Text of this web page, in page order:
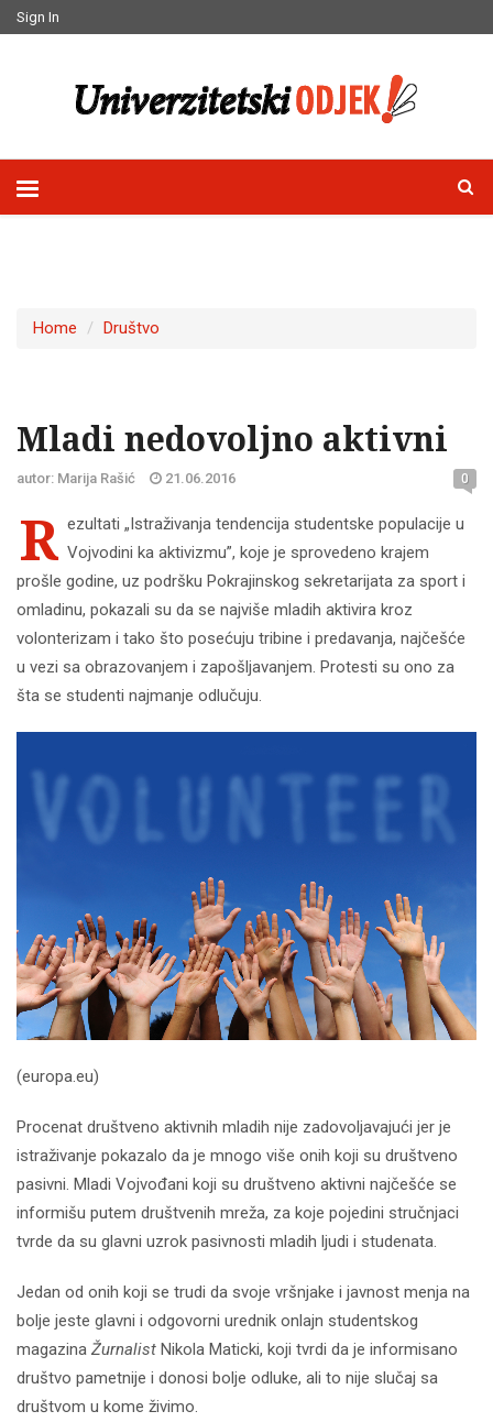
Sign In
Home Društvo
Mladi nedovoljno aktivni
autor: Marija Rašić 21.06.2016 0
R ezultati „Istraživanja tendencija studentske populacije u
Vojvodini ka aktivizmu”, koje je sprovedeno krajem
prošle godine, uz podršku Pokrajinskog sekretarijata za sport i
omladinu, pokazali su da se najviše mladih aktivira kroz
volonterizam i tako što posećuju tribine i predavanja, najčešće
u vezi sa obrazovanjem i zapošljavanjem. Protesti su ono za
šta se studenti najmanje odlučuju.
(europa.eu)
Procenat društveno aktivnih mladih nije zadovoljavajući jer je
istraživanje pokazalo da je mnogo više onih koji su društveno
pasivni. Mladi Vojvođani koji su društveno aktivni najčešće se
informišu putem društvenih mreža, za koje pojedini stručnjaci
tvrde da su glavni uzrok pasivnosti mladih ljudi i studenata.
Jedan od onih koji se trudi da svoje vršnjake i javnost menja na
bolje jeste glavni i odgovorni urednik onlajn studentskog
magazina Žurnalist Nikola Maticki, koji tvrdi da je informisano
društvo pametnije i donosi bolje odluke, ali to nije slučaj sa
društvom u kome živimo.